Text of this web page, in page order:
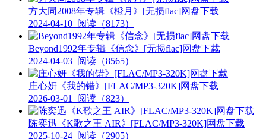
方大同2008年专辑《橙月》[无损flac]网盘下载
2024-04-10 阅读（8173）
Beyond1992年专辑《信念》[无损flac]网盘下载
2024-04-03 阅读（8565）
庄心妍《我的错》[FLAC/MP3-320K]网盘下载
2026-03-01
阅读（823）
陈奕迅《K歌之王 AIR》[FLAC/MP3-320K]网盘下载
2025-10-24 阅读（2905）